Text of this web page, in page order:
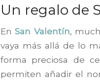
Un regalo de
EnSan Valentín,
vaya más allá de lo
forma preciosa de
permiten añadir el